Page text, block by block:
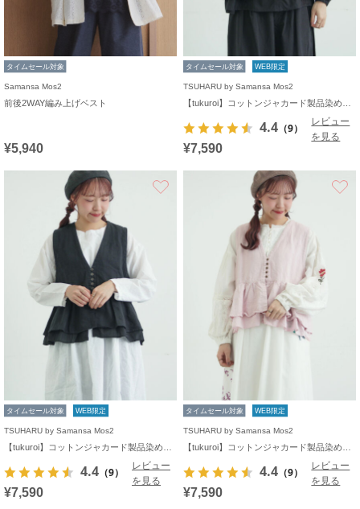
タイムセール対象
Samansa Mos2
前後2WAY編み上げベスト
¥5,940
タイムセール対象 WEB限定
TSUHARU by Samansa Mos2
4.4 （9）
レビュー
を見る
¥7,590
タイムセール対象 WEB限定
TSUHARU by Samansa Mos2
4.4 （9）
レビュー
を見る
¥7,590
タイムセール対象 WEB限定
TSUHARU by Samansa Mos2
4.4 （9）
レビュー
を見る
¥7,590